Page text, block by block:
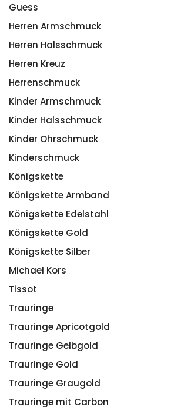
Guess
Herren Armschmuck
Herren Halsschmuck
Herren Kreuz
Herrenschmuck
Kinder Armschmuck
Kinder Halsschmuck
Kinder Ohrschmuck
Kinderschmuck
Königskette
Königskette Armband
Königskette Edelstahl
Königskette Gold
Königskette Silber
Michael Kors
Tissot
Trauringe
Trauringe Apricotgold
Trauringe Gelbgold
Trauringe Gold
Trauringe Graugold
Trauringe mit Carbon